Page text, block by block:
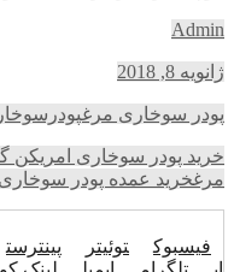
Admin
ژانویه 8, 2018
پودر سوخاری مرغ
خرید پودر سوخاری امریکن
مرغخرید عمده پودر سوخاری
فیسبوک توئیتر پینترست